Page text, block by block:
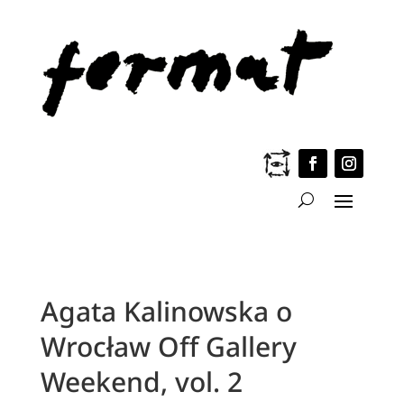
Agata Kalinowska o
Wrocław Off Gallery
Weekend, vol. 2